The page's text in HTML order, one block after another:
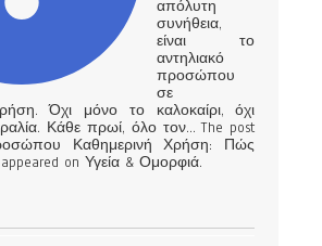
απόλυτη
συνήθεια,
είναι το
αντηλιακό
προσώπου
σε
Όχι μόνο το καλοκαίρι, όχι
Κάθε πρωί, όλο τον… The post
Καθημερινή Χρήση: Πώς
on Υγεία & Ομορφιά.